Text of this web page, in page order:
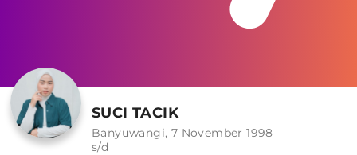
SUCI TACIK
Banyuwangi, 7 November 1998
s/d